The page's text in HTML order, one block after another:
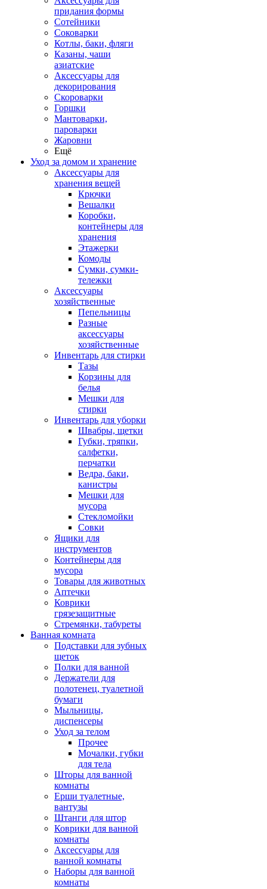
придания формы
Сотейники
Соковарки
Котлы, баки, фляги
Казаны, чаши
азиатские
Аксессуары для
декорирования
Скороварки
Горшки
Мантоварки,
пароварки
Жаровни
Ещё
Уход за домом и хранение
Аксессуары для
хранения вещей
Крючки
Вешалки
Коробки,
контейнеры для
хранения
Этажерки
Комоды
Сумки, сумки-
тележки
Аксессуары
хозяйственные
Пепельницы
Разные
аксессуары
хозяйственные
Инвентарь для стирки
Тазы
Корзины для
белья
Мешки для
стирки
Инвентарь для уборки
Швабры, щетки
Губки, тряпки,
салфетки,
перчатки
Ведра, баки,
канистры
Мешки для
мусора
Стекломойки
Совки
Ящики для
инструментов
Контейнеры для
мусора
Товары для животных
Аптечки
Коврики
грязезащитные
Стремянки, табуреты
Ванная комната
Подставки для зубных
щеток
Полки для ванной
Держатели для
полотенец, туалетной
бумаги
Мыльницы,
диспенсеры
Уход за телом
Прочее
Мочалки, губки
для тела
Шторы для ванной
комнаты
Ерши туалетные,
вантузы
Штанги для штор
Коврики для ванной
комнаты
Аксессуары для
ванной комнаты
Наборы для ванной
комнаты